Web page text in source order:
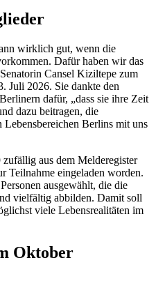
wirklich gut, wenn die
Dafür haben wir das
Cansel Kiziltepe zum
Juli 2026. Sie dankte den
dafür, „dass sie ihre Zeit
dazu beitragen, die
Berlins mit uns
aus dem Melderegister
Teilnahme eingeladen worden.
ausgewählt, die die
vielfältig abbilden. Damit soll
viele Lebensrealitäten im
Oktober